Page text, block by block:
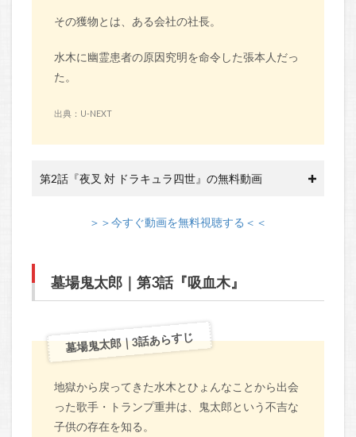
その獲物とは、ある会社の社長。
水木に幽霊患者の原因究明を命令した張本人だっ
た。
出典：U-NEXT
第2話『夜叉 対 ドラキュラ四世』の無料動画
＞＞今すぐ動画を無料視聴する＜＜
墓場鬼太郎｜第3話『吸血木』
墓場鬼太郎｜3話あらすじ
地獄から戻ってきた水木とひょんなことから出会
った歌手・トランプ重井は、鬼太郎という不吉な
子供の存在を知る。